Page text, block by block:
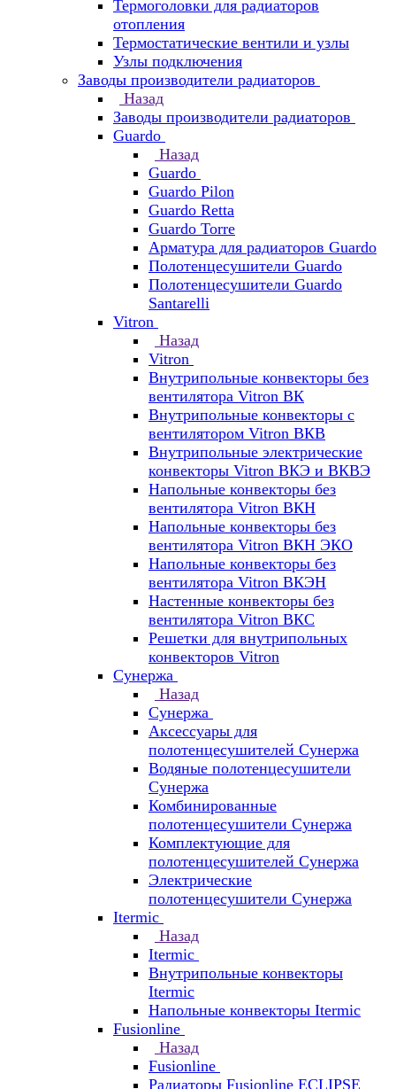
Термоголовки для радиаторов
отопления
Термостатические вентили и узлы
Узлы подключения
Заводы производители радиаторов
Назад
Заводы производители радиаторов
Guardo
Назад
Guardo
Guardo Pilon
Guardo Retta
Guardo Torre
Арматура для радиаторов Guardo
Полотенцесушители Guardo
Полотенцесушители Guardo
Santarelli
Vitron
Назад
Vitron
Внутрипольные конвекторы без
вентилятора Vitron ВК
Внутрипольные конвекторы с
вентилятором Vitron ВКВ
Внутрипольные электрические
конвекторы Vitron ВКЭ и ВКВЭ
Напольные конвекторы без
вентилятора Vitron ВКН
Напольные конвекторы без
вентилятора Vitron ВКН ЭКО
Напольные конвекторы без
вентилятора Vitron ВКЭН
Настенные конвекторы без
вентилятора Vitron ВКС
Решетки для внутрипольных
конвекторов Vitron
Сунержа
Назад
Сунержа
Аксессуары для
полотенцесушителей Сунержа
Водяные полотенцесушители
Сунержа
Комбинированные
полотенцесушители Сунержа
Комплектующие для
полотенцесушителей Сунержа
Электрические
полотенцесушители Сунержа
Itermic
Назад
Itermic
Внутрипольные конвекторы
Itermic
Напольные конвекторы Itermic
Fusionline
Назад
Fusionline
Радиаторы Fusionline ECLIPSE